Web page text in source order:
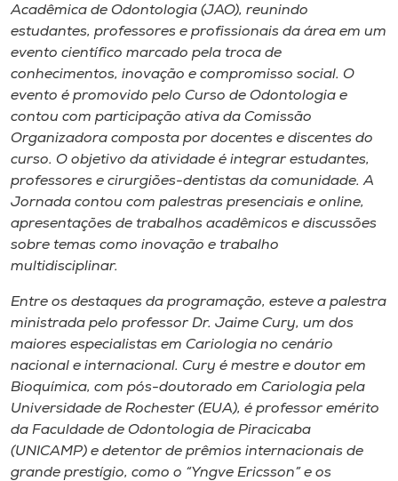
Museu
Unoesc
Store
o idioma
Acadêmica de Odontologia (JAO), reunindo
estudantes, professores e profissionais da área em um
evento científico marcado pela troca de
conhecimentos, inovação e compromisso social. O
evento é promovido pelo Curso de Odontologia e
contou com participação ativa da Comissão
Organizadora composta por docentes e discentes do
curso. O objetivo da atividade é integrar estudantes,
professores e cirurgiões-dentistas da comunidade. A
Jornada contou com palestras presenciais e online,
apresentações de trabalhos acadêmicos e discussões
sobre temas como inovação e trabalho
multidisciplinar.
Entre os destaques da programação, esteve a palestra
ministrada pelo professor Dr. Jaime Cury, um dos
maiores especialistas em Cariologia no cenário
nacional e internacional. Cury é mestre e doutor em
Bioquímica, com pós-doutorado em Cariologia pela
Universidade de Rochester (EUA), é professor emérito
da Faculdade de Odontologia de Piracicaba
(UNICAMP) e detentor de prêmios internacionais de
grande prestígio, como o “Yngve Ericsson” e os